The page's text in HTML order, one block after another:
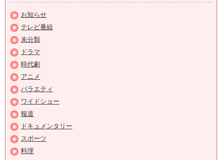
お知らせ
テレビ番組
未分類
ドラマ
時代劇
アニメ
バラエティ
ワイドショー
報道
ドキュメンタリー
スポーツ
料理